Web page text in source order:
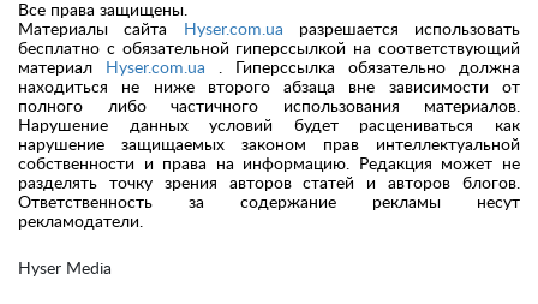
Hyser Media
Все права защищены.
Материалы сайта
Hyser.com.ua разрешается использовать
бесплатно с обязательной гиперссылкой на соответствующий
материал
Hyser.com.ua . Гиперссылка обязательно должна
находиться не ниже второго абзаца вне зависимости от
полного либо частичного использования материалов.
Нарушение данных условий будет расцениваться как
нарушение защищаемых законом прав интеллектуальной
собственности и права на информацию. Редакция может не
разделять точку зрения авторов статей и авторов блогов.
Ответственность за содержание рекламы несут
рекламодатели.